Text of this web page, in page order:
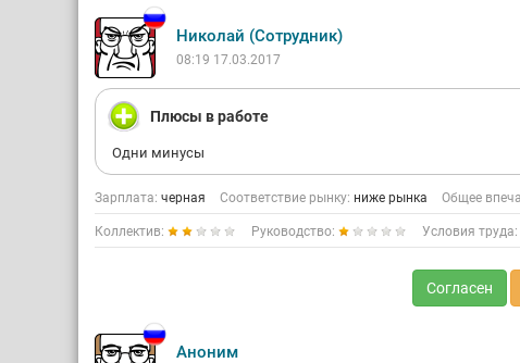
Николай (Сотрудник)
08:19 17.03.2017
Плюсы в работе
Одни минусы
Зарплата: черная Соответствие рынку: ниже рынка Общее
Коллектив: Руководство: Условия труда:
Согласен
Аноним